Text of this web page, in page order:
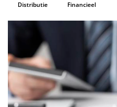
Distributie Financieel